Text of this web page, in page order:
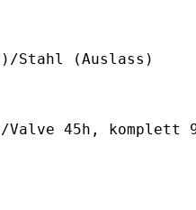
Stahl (Auslass)
Valve 45h, komplett